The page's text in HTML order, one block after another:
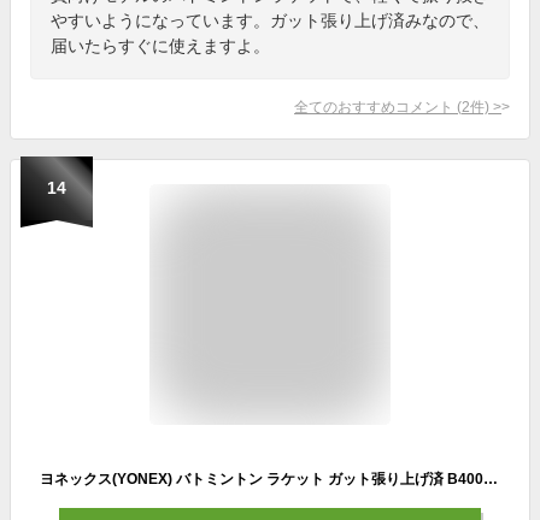
やすいようになっています。ガット張り上げ済みなので、
届いたらすぐに使えますよ。
全てのおすすめコメント (2件) >
14
ヨネックス(YONEX) バトミントン ラケット ガット張り上げ済 B4000 軽量 レッド(001) G4 B4000GT